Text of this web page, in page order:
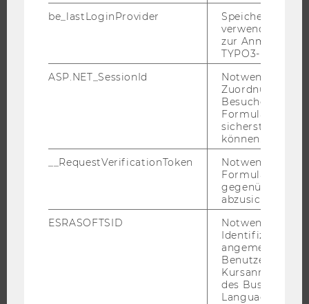
EVENTS ARCHIV
JOBPORTAL
WELCOME SERVICES
JOBS MIT WU-STUDIUM
be_lastLoginProvider
Speichert die
verwendete
zur Anmeldung
TYPO3-Backend.
ASP.NET_SessionId
Notwendig, um
Zuordnung von
Besucher zu
sicherstellen zu
können.
__RequestVerificationToken
Notwendig, um
gegenüber
abzusichern.
ESRASOFTSID
Notwendig zur
Identifizierung
angemeldeten
Benutzers im
des Business
Language